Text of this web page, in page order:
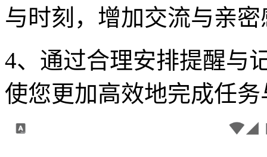
与时刻，增加交流与亲密
4、通过合理安排提醒与
使您更加高效地完成任